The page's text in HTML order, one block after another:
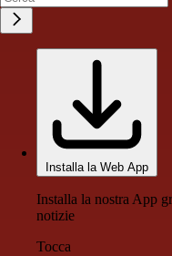
Installa la Web App
Installa la nostra App
notizie
Tocca